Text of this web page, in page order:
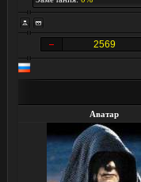
2569
Аватар